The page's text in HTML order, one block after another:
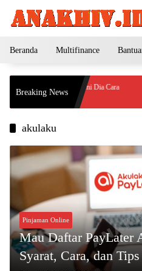
Beranda Multifinance
Breaking News
Tanpa Notaris? Ini Dia Cara
Tetap Legal!
akulaku
Pinjaman Online
Mau Daftar PayLater
Syarat, Cara, dan